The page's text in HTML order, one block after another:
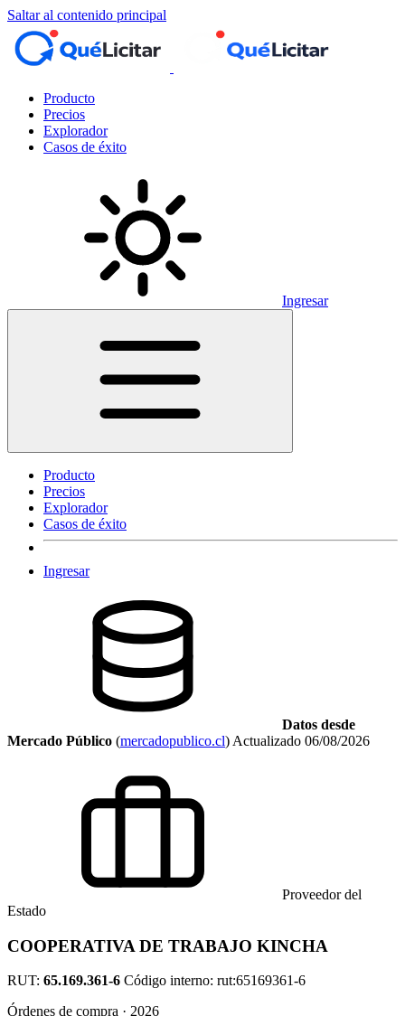
Saltar al contenido principal
Producto
Precios
Explorador
Casos de éxito
Ingresar
Producto
Precios
Explorador
Casos de éxito
Ingresar
Datos desde
Mercado Público (mercadopublico.cl) Actualizado 06/08/2026
Proveedor del
Estado
COOPERATIVA DE TRABAJO KINCHA
RUT: 65.169.361-6 Código interno: rut:65169361-6
Órdenes de compra · 2026